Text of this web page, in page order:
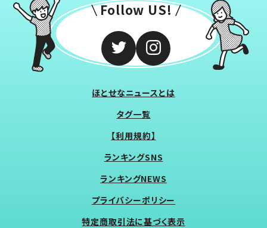
Follow US!
ほとせなニュースとは
タグ一覧
【利用規約】
ランキングSNS
ランキングNEWS
プライバシーポリシー
特定商取引法に基づく表示